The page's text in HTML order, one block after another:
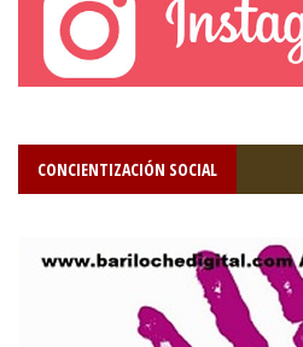
CONCIENTIZACIÓN SOCIAL